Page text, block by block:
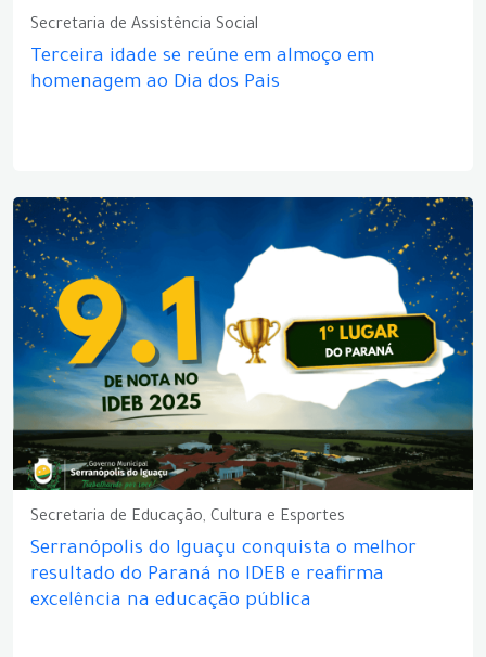
Secretaria de Assistência Social
Terceira idade se reúne em almoço em
homenagem ao Dia dos Pais
Secretaria de Educação, Cultura e Esportes
Serranópolis do Iguaçu conquista o melhor
resultado do Paraná no IDEB e reafirma
excelência na educação pública